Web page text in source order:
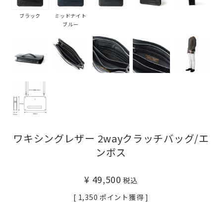
ブラック
ミッドナイト
ブルー
ワキシングレザー 2wayクラッチバッグ/エ
ンボス
¥ 49,500 税込
[ 1,350 ポイント獲得 ]